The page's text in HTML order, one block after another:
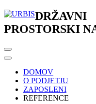
DOMOV
O PODJETJU
ZAPOSLENI
REFERENCE
DRŽAVNI
PROSTORSKI